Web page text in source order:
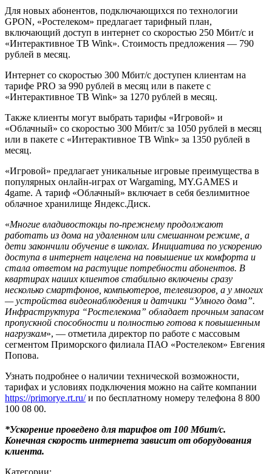
Для новых абонентов, подключающихся по технологии
GPON, «Ростелеком» предлагает тарифный план,
включающий доступ в интернет со скоростью 250 Мбит/с и
«Интерактивное ТВ Wink». Стоимость предложения — 790
рублей в месяц.
Интернет со скоростью 300 Мбит/с доступен клиентам на
тарифе PRO за 990 рублей в месяц или в пакете с
«Интерактивное ТВ Wink» за 1270 рублей в месяц.
Также клиенты могут выбрать тарифы «Игровой» и
«Облачный» со скоростью 300 Мбит/с за 1050 рублей в месяц
или в пакете с «Интерактивное ТВ Wink» за 1350 рублей в
месяц.
«Игровой» предлагает уникальные игровые преимущества в
популярных онлайн-играх от Wargaming, MY.GAMES и
4game. А тариф «Облачный» включает в себя безлимитное
облачное хранилище Яндекс.Диск.
«Многие владивостокцы по-прежнему продолжают
работать из дома на удаленном или смешанном режиме, а
дети закончили обучение в школах. Инициатива по ускорению
доступа в интернет нацелена на повышение их комфорта и
стала ответом на растущие потребности абонентов. В
квартирах наших клиентов стабильно включены сразу
несколько смартфонов, компьютеров, телевизоров, а у многих
— устройства видеонаблюдения и датчики “Умного дома”.
Инфраструктура “Ростелекома” обладает прочным запасом
пропускной способности и полностью готова к повышенным
нагрузкам», — отметила директор по работе с массовым
сегментом Приморского филиала ПАО «Ростелеком» Евгения
Попова.
Узнать подробнее о наличии технической возможности,
тарифах и условиях подключения можно на сайте компании
https://primorye.rt.ru/и по бесплатному номеру телефона 8 800
100 08 00.
*Ускорение проведено для тарифов от 100 Мбит/с.
Конечная скорость интернета зависит от оборудования
клиента.
Категории: